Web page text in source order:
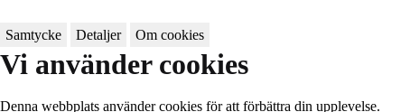
Samtycke Detaljer Om cookies
Vi använder cookies
Denna webbplats använder cookies för att förbättra din upplevelse.